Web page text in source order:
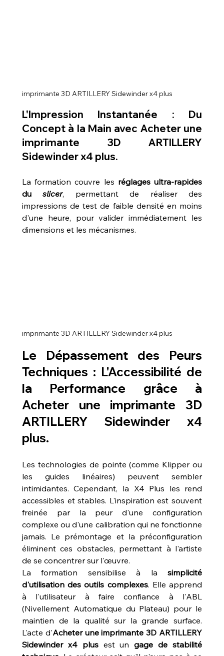
imprimante 3D ARTILLERY Sidewinder x4 plus
L'Impression Instantanée : Du
Concept à la Main avec Acheter une
imprimante 3D ARTILLERY
Sidewinder x4 plus.
La formation couvre les réglages ultra-rapides
du slicer, permettant de réaliser des
impressions de test de faible densité en moins
d'une heure, pour valider immédiatement les
dimensions et les mécanismes.
imprimante 3D ARTILLERY Sidewinder x4 plus
Le Dépassement des Peurs
Techniques : L'Accessibilité de
Acheter une imprimante 3D
ARTILLERY Sidewinder x4
plus.
Les technologies de pointe (comme Klipper ou
les guides linéaires) peuvent sembler
intimidantes. Cependant, la X4 Plus les rend
accessibles et stables. L'inspiration est souvent
freinée par la peur d'une configuration
complexe ou d'une calibration qui ne fonctionne
jamais. Le prémontage et la préconfiguration
éliminent ces obstacles, permettant à l'artiste
de se concentrer sur l'œuvre.
La formation sensibilise à la simplicité
d'utilisation des outils complexes. Elle apprend
à l'utilisateur à faire confiance à l'ABL
(Nivellement Automatique du Plateau) pour le
maintien de la qualité sur la grande surface.
L'acte d'Acheter une imprimante 3D ARTILLERY
Sidewinder x4 plus est un gage de stabilité